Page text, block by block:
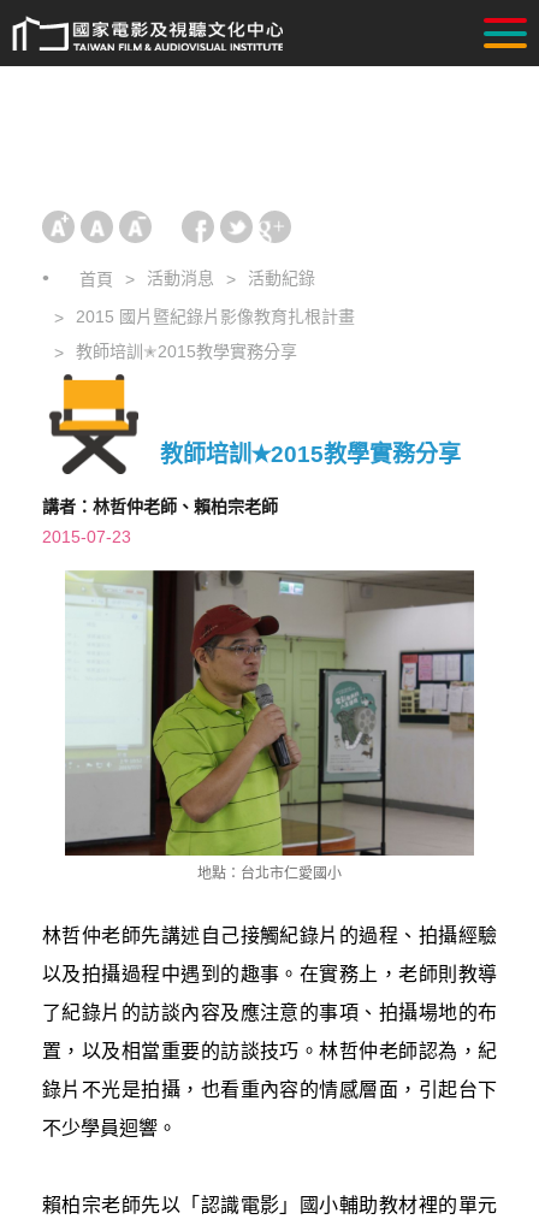
首頁 活動消息
活動紀錄
2015 國片暨紀錄片影像教育扎根計畫
教師培訓✭2015教學實務分享
教師培訓✭2015教學實務分享
講者：林哲仲老師、賴柏宗老師
2015-07-23
地點：台北市仁愛國小
林哲仲老師先講述自己接觸紀錄片的過程、拍攝經驗
以及拍攝過程中遇到的趣事。在實務上，老師則教導
了紀錄片的訪談內容及應注意的事項、拍攝場地的布
置，以及相當重要的訪談技巧。林哲仲老師認為，紀
錄片不光是拍攝，也看重內容的情感層面，引起台下
不少學員迴響。
賴柏宗老師先以「認識電影」國小輔助教材裡的單元